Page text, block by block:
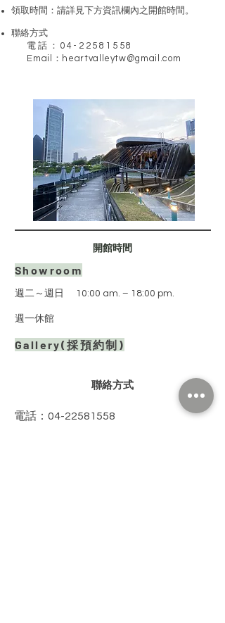
領取時間：請詳見下方資訊欄內之開館時間。
​聯絡方式
電話：04-22581558
Email： heartvalleytw@gmail.com
​開館時間
Showroom
週二～週日 10:00 am. – 18:00 pm.
週一休館
Gallery(採預約制)
​聯絡方式
電話：04-22581558